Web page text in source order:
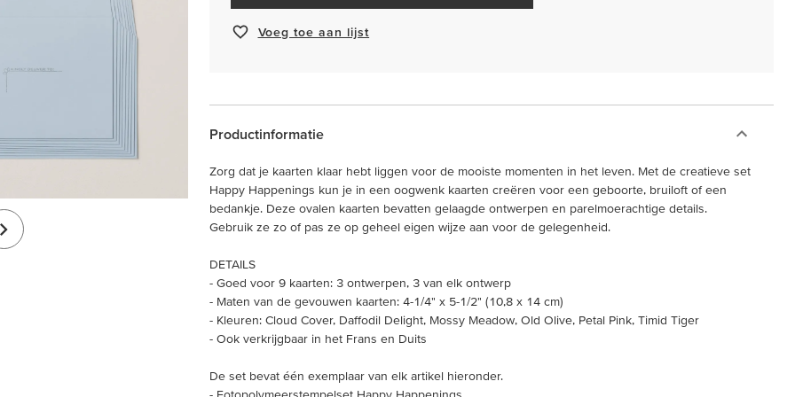
Voeg toe aan lijst
Productinformatie
Zorg dat je kaarten klaar hebt liggen voor de mooiste momenten in het leven. Met de creatieve set
Happy Happenings kun je in een oogwenk kaarten creëren voor een geboorte, bruiloft of een
bedankje. Deze ovalen kaarten bevatten gelaagde ontwerpen en parelmoerachtige details.
Gebruik ze zo of pas ze op geheel eigen wijze aan voor de gelegenheid.
DETAILS
- Goed voor 9 kaarten: 3 ontwerpen, 3 van elk ontwerp
- Maten van de gevouwen kaarten: 4-1/4" x 5-1/2" (10,8 x 14 cm)
- Kleuren: Cloud Cover, Daffodil Delight, Mossy Meadow, Old Olive, Petal Pink, Timid Tiger
- Ook verkrijgbaar in het Frans en Duits
De set bevat één exemplaar van elk artikel hieronder.